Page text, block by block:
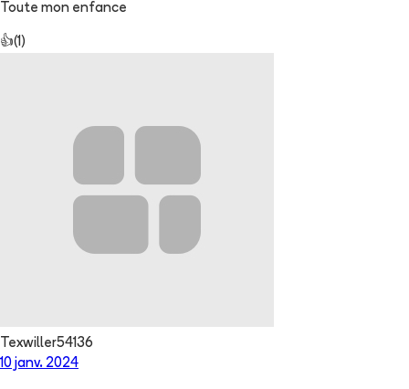
Toute mon enfance
👍(1 )
Texwiller54136
10 janv. 2024